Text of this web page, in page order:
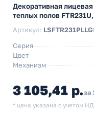
Декоративная
теплых полов
Артикул: LSFTR231PLLG
Серия
Цвет
Механизм
3 105,41 р.за
* цена указана с учетом